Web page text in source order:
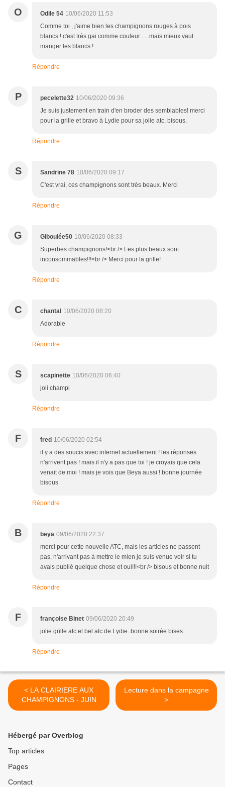
O Odile 54 10/06/2020 11:53
Comme toi , j'aime bien les champignons rouges à pois
blancs ! c'est très gai comme couleur .....mais mieux vaut
manger les blancs !
Répondre
P pecelette32 10/06/2020 09:36
Je suis justement en train d'en broder des semblables! merci
pour la grille et bravo à Lydie pour sa jolie atc, bisous.
Répondre
S Sandrine 78 10/06/2020 09:17
C'est vrai, ces champignons sont très beaux. Merci
Répondre
G Giboulée50 10/06/2020 08:33
Superbes champignons!<br /> Les plus beaux sont
inconsommables!!!<br /> Merci pour la grille!
Répondre
C chantal 10/06/2020 08:20
Adorable
Répondre
S scapinette 10/06/2020 06:40
joli champi
Répondre
F fred 10/06/2020 02:54
il y a des soucis avec internet actuellement ! les réponses
n'arrivent pas ! mais il n'y a pas que toi ! je croyais que cela
venait de moi ! mais je vois que Beya aussi ! bonne journée
bisous
Répondre
B beya 09/06/2020 22:37
merci pour cette nouvelle ATC, mais les articles ne passent
pas, n'arrivant pas à mettre le mien je suis venue voir si tu
avais publié quelque chose et oui!!!<br /> bisous et bonne nuit
Répondre
F françoise Binet 09/06/2020 20:49
jolie grille atc et bel atc de Lydie..bonne soirée bises..
Répondre
< LA CLAIRIERE AUX
CHAMPIGNONS - JUIN
Lecture dans la campagne
>
Hébergé par Overblog
Top articles
Pages
Contact